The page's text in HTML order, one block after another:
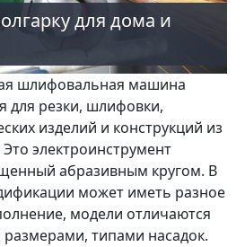
для дома и
шлифовальная машина
для резки, шлифовки,
изделий и конструкций из
электроинструмент
абразивным кругом. В
может иметь разное
модели отличаются
типами насадок.